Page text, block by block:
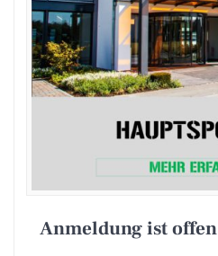
Anmeldung ist offen